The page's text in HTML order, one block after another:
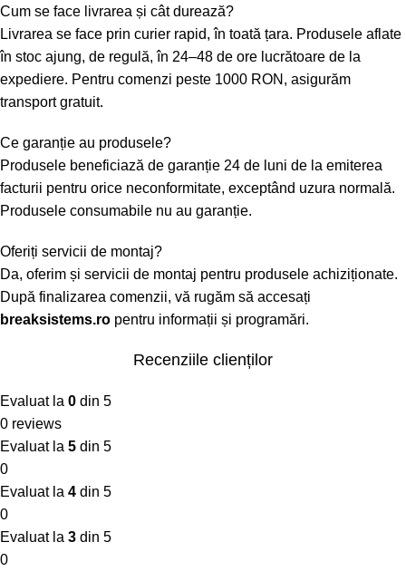
Cum se face livrarea și cât durează?
Livrarea se face prin curier rapid, în toată țara. Produsele aflate
în stoc ajung, de regulă, în 24–48 de ore lucrătoare de la
expediere. Pentru comenzi peste 1000 RON, asigurăm
transport gratuit.
Ce garanție au produsele?
Produsele beneficiază de garanție 24 de luni de la emiterea
facturii pentru orice neconformitate, exceptând uzura normală.
Produsele consumabile nu au garanție.
Oferiți servicii de montaj?
Da, oferim și servicii de montaj pentru produsele achiziționate.
După finalizarea comenzii, vă rugăm să accesați
breaksistems.ro pentru informații și programări.
Recenziile clienților
Evaluat la 0 din 5
0 reviews
Evaluat la 5 din 5
0
Evaluat la 4 din 5
0
Evaluat la 3 din 5
0